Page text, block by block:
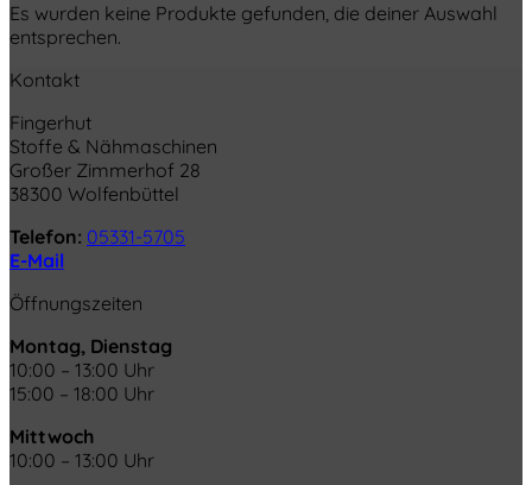
Es wurden keine Produkte gefunden, die deiner Auswahl
entsprechen.
Kontakt
Fingerhut
Stoffe & Nähmaschinen
Großer Zimmerhof 28
38300 Wolfenbüttel
Telefon: 05331-5705
E-Mail
Öffnungszeiten
Montag, Dienstag
10:00 – 13:00 Uhr
15:00 – 18:00 Uhr
Mittwoch
10:00 – 13:00 Uhr